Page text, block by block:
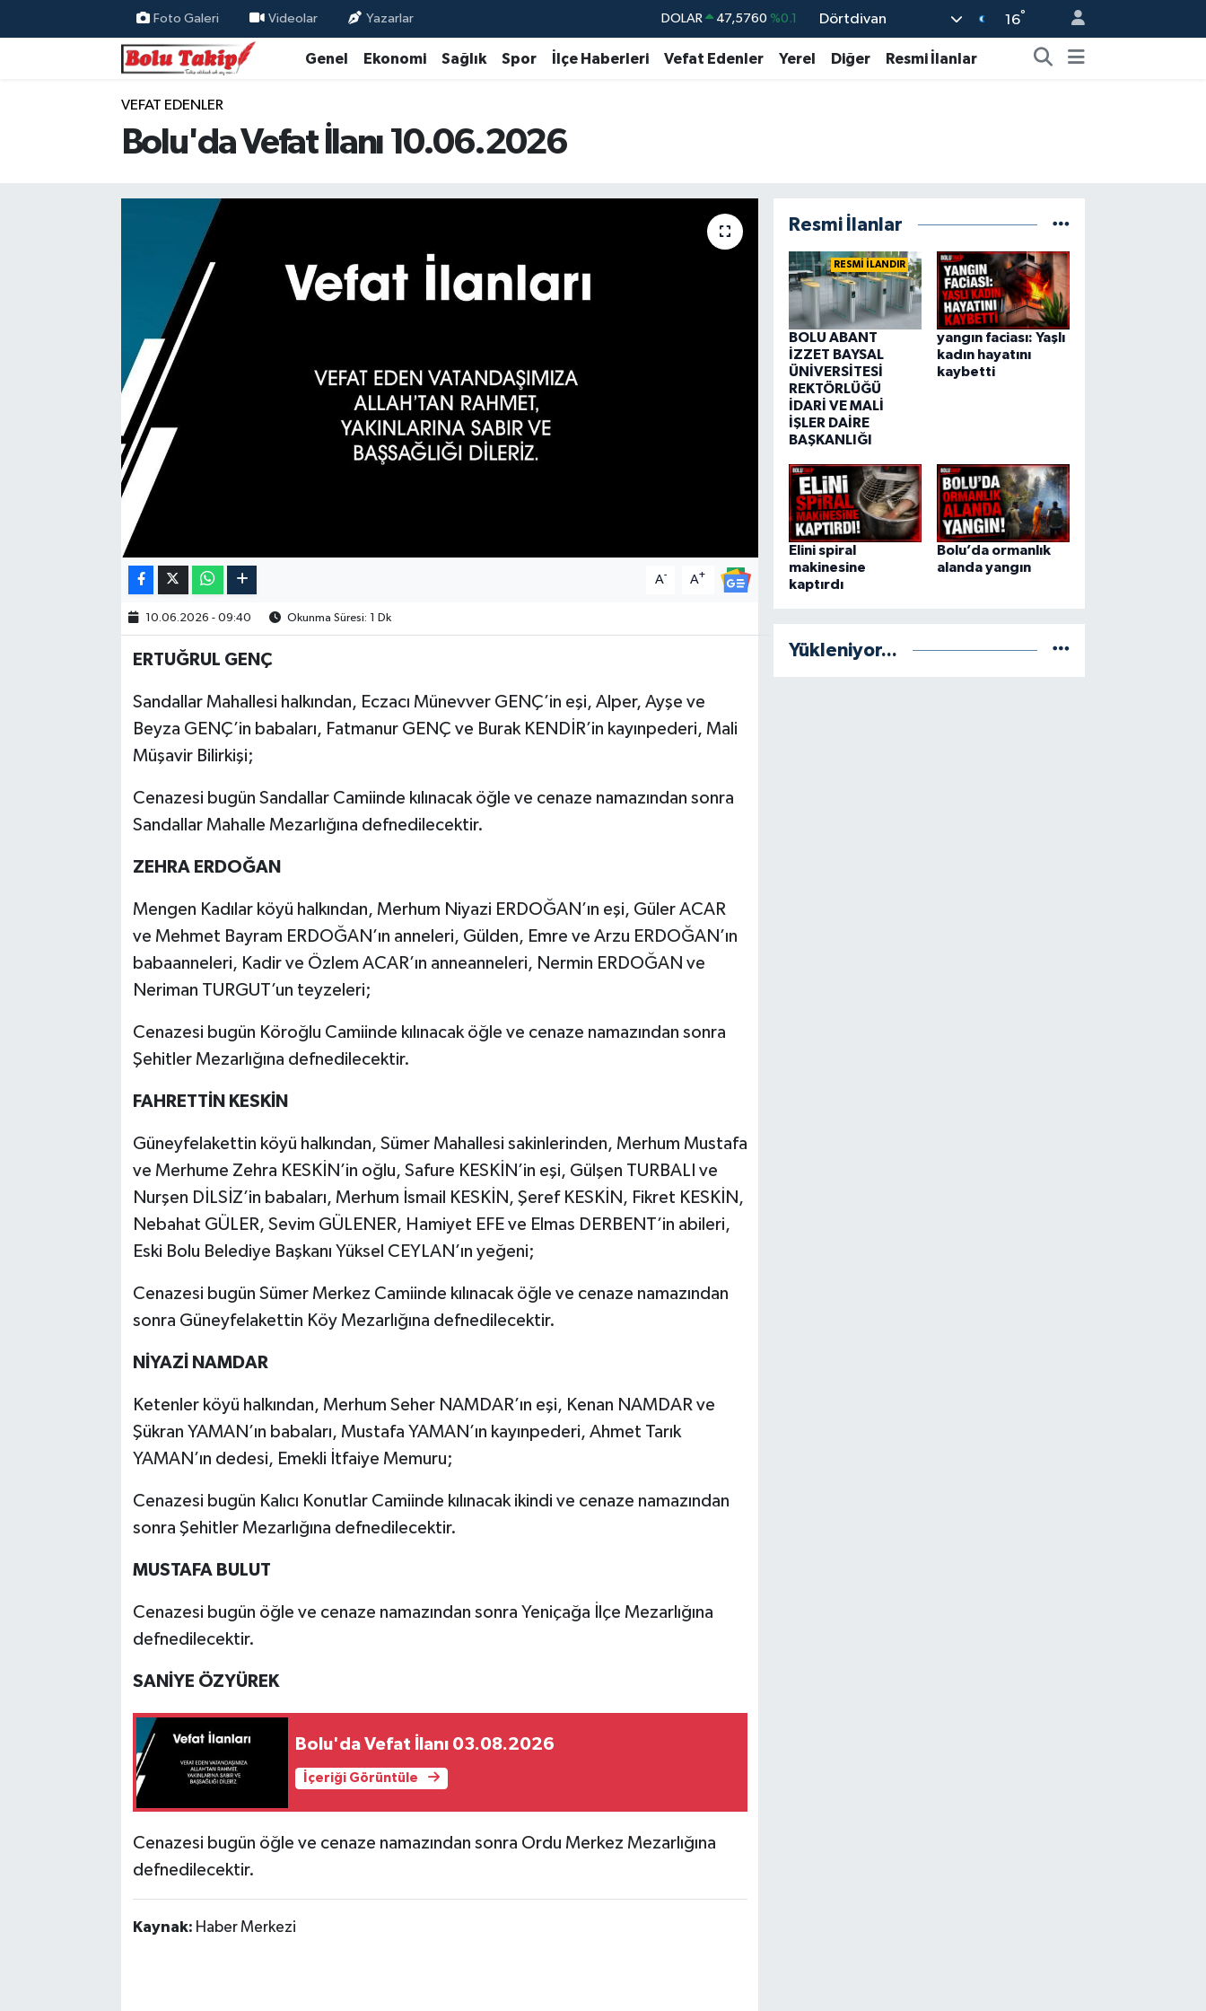
Foto Galeri Videolar Yazarlar DOLAR 47,5760 %0.1
EURO 55,0126 %0.29
Dörtdivan 16°
Genel Ekonomi Sağlık Spor İlçe Haberleri Vefat Edenler Yerel Diğer Resmi İlanlar
VEFAT EDENLER
Bolu'da Vefat İlanı 10.06.2026
A- A+
10.06.2026 - 09:40 Okunma Süresi: 1 Dk
ERTUĞRUL GENÇ
Sandallar Mahallesi halkından, Eczacı Münevver GENÇ’in eşi, Alper, Ayşe ve
Beyza GENÇ’in babaları, Fatmanur GENÇ ve Burak KENDİR’in kayınpederi, Mali
Müşavir Bilirkişi;
Cenazesi bugün Sandallar Camiinde kılınacak öğle ve cenaze namazından sonra
Sandallar Mahalle Mezarlığına defnedilecektir.
ZEHRA ERDOĞAN
Mengen Kadılar köyü halkından, Merhum Niyazi ERDOĞAN’ın eşi, Güler ACAR
ve Mehmet Bayram ERDOĞAN’ın anneleri, Gülden, Emre ve Arzu ERDOĞAN’ın
babaanneleri, Kadir ve Özlem ACAR’ın anneanneleri, Nermin ERDOĞAN ve
Neriman TURGUT’un teyzeleri;
Cenazesi bugün Köroğlu Camiinde kılınacak öğle ve cenaze namazından sonra
Şehitler Mezarlığına defnedilecektir.
FAHRETTİN KESKİN
Güneyfelakettin köyü halkından, Sümer Mahallesi sakinlerinden, Merhum Mustafa
ve Merhume Zehra KESKİN’in oğlu, Safure KESKİN’in eşi, Gülşen TURBALI ve
Nurşen DİLSİZ’in babaları, Merhum İsmail KESKİN, Şeref KESKİN, Fikret KESKİN,
Nebahat GÜLER, Sevim GÜLENER, Hamiyet EFE ve Elmas DERBENT’in abileri,
Eski Bolu Belediye Başkanı Yüksel CEYLAN’ın yeğeni;
Cenazesi bugün Sümer Merkez Camiinde kılınacak öğle ve cenaze namazından
sonra Güneyfelakettin Köy Mezarlığına defnedilecektir.
NİYAZİ NAMDAR
Ketenler köyü halkından, Merhum Seher NAMDAR’ın eşi, Kenan NAMDAR ve
Şükran YAMAN’ın babaları, Mustafa YAMAN’ın kayınpederi, Ahmet Tarık
YAMAN’ın dedesi, Emekli İtfaiye Memuru;
Cenazesi bugün Kalıcı Konutlar Camiinde kılınacak ikindi ve cenaze namazından
sonra Şehitler Mezarlığına defnedilecektir.
MUSTAFA BULUT
Cenazesi bugün öğle ve cenaze namazından sonra Yeniçağa İlçe Mezarlığına
defnedilecektir.
SANİYE ÖZYÜREK
Bolu'da Vefat İlanı 03.08.2026
İçeriği Görüntüle
Cenazesi bugün öğle ve cenaze namazından sonra Ordu Merkez Mezarlığına
defnedilecektir.
Kaynak: Haber Merkezi
Resmi İlanlar
RESMİ İLANDIR
BOLU ABANT
İZZET BAYSAL
ÜNİVERSİTESİ
REKTÖRLÜĞÜ
İDARİ VE MALİ
İŞLER DAİRE
BAŞKANLIĞI
yangın faciası: Yaşlı
kadın hayatını
kaybetti
Elini spiral
makinesine
kaptırdı
Bolu’da ormanlık
alanda yangın
Yükleniyor...